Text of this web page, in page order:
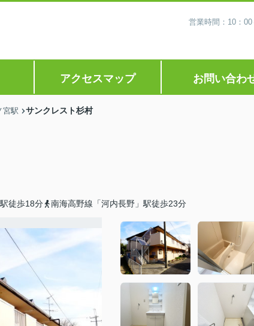
営業時間：10：
アクセスマップ お問い合わ
宮駅 サンクレスト杉村
徒歩18分 南海高野線「河内長野」駅徒歩23分